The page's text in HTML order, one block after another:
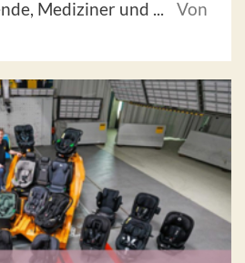
Mediziner und ...
Von